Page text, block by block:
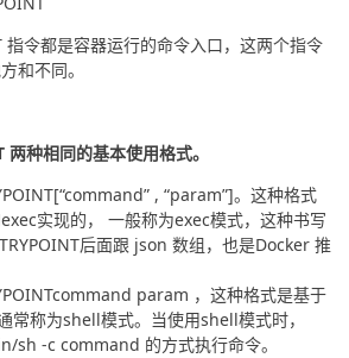
指令都是容器运行的命令入口，这两个指令
和不同。
种相同的基本使用格式。
, “param”]。这种格式
实现的， 一般称为exec模式，这种书写
后面跟 json 数组，也是Docker 推
param ，这种格式是基于
常称为shell模式。当使用shell模式时，
sh -c command 的方式执行命令。